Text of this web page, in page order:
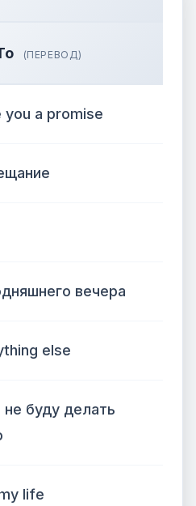
(ПЕРЕВОД)
you a promise
вечера
else
не буду делать
life